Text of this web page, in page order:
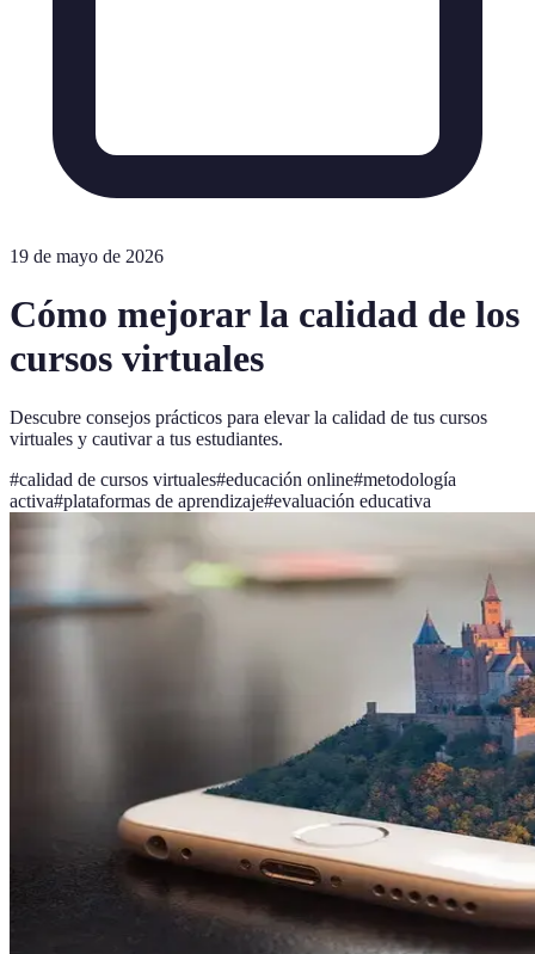
19 de mayo de 2026
Cómo mejorar la calidad de los
cursos virtuales
Descubre consejos prácticos para elevar la calidad de tus cursos
virtuales y cautivar a tus estudiantes.
#calidad de cursos virtuales#educación online#metodología
activa#plataformas de aprendizaje#evaluación educativa